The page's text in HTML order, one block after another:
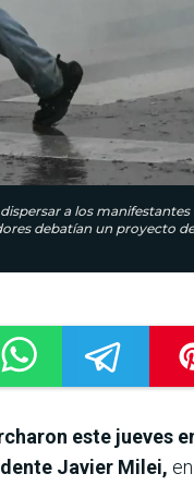
a los
debatían un proyecto
este jueves
Javier Milei,